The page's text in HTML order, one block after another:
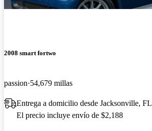
2008 smart fortwo
passion 54,679 millas
Entrega a domicilio desde Jacksonville, FL
El precio incluye envío de $2,188